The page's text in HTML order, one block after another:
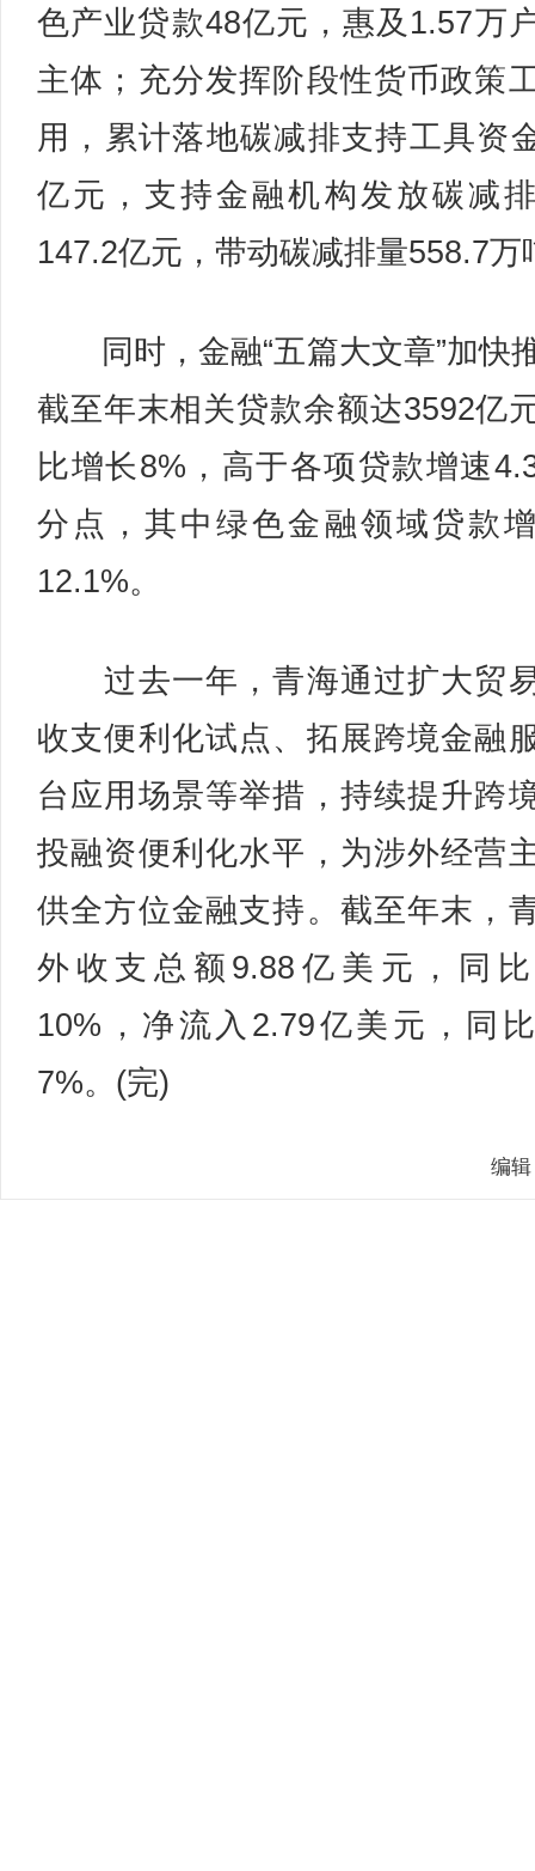
色产业贷款48亿元，惠及1.57万
主体；充分发挥阶段性货币政策
用，累计落地碳减排支持工具资
亿元，支持金融机构发放碳减
147.2亿元，带动碳减排量558.7万
同时，金融“五篇大文章”加快
截至年末相关贷款余额达3592亿
比增长8%，高于各项贷款增速
分点，其中绿色金融领域贷款
12.1%。
过去一年，青海通过扩大贸
收支便利化试点、拓展跨境金融
台应用场景等举措，持续提升跨
投融资便利化水平，为涉外经营
供全方位金融支持。截至年末，
外收支总额9.88亿美元，同
10%，净流入2.79亿美元，同
7%。(完)
编